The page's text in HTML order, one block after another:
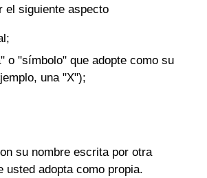
el siguiente aspecto
o "símbolo" que adopte como su
una "X");
su nombre escrita por otra
usted adopta como propia.